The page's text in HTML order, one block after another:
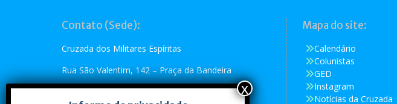
Contato (Sede):
Cruzada dos Militares Espíritas
Rua São Valentim, 142 – Praça da Bandeira
Rio de Janeiro, RJ – CEP: 20.260-110
Mapa do site:
Calendário
Colunistas
GED
Instagram
Notícias da Cruzada